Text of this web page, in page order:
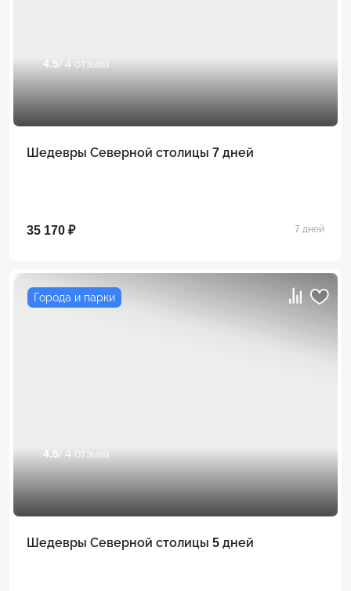
4.5/ 4 отзыва
Шедевры Северной столицы 7 дней
35 170 ₽ 7 дней
Города и парки
4.5/ 4 отзыва
Шедевры Северной столицы 5 дней